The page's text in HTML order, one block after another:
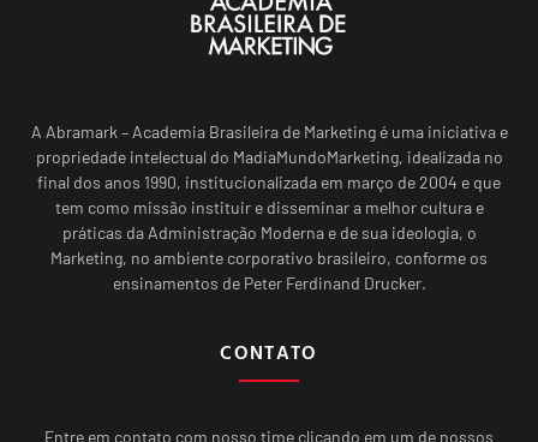
A Abramark – Academia Brasileira de Marketing é uma iniciativa e
propriedade intelectual do MadiaMundoMarketing, idealizada no
final dos anos 1990, institucionalizada em março de 2004 e que
tem como missão instituir e disseminar a melhor cultura e
práticas da Administração Moderna e de sua ideologia, o
Marketing, no ambiente corporativo brasileiro, conforme os
ensinamentos de Peter Ferdinand Drucker.
CONTATO
Entre em contato com nosso time clicando em um de nossos